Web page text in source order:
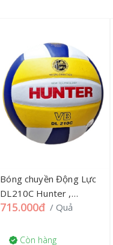
Bóng chuyền Động Lực
DL210C Hunter ,
09ĐLV5
715.000đ / Quả
Còn hàng